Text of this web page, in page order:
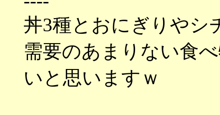
丼3種とおにぎりやシ
需要のあまりない食
いと思いますｗ